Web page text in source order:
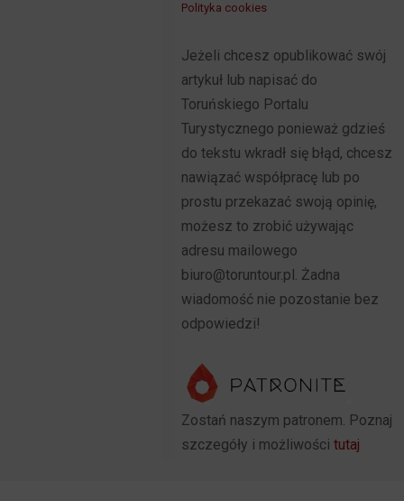
Polityka cookies
Jeżeli chcesz opublikować swój
artykuł lub napisać do
Toruńskiego Portalu
Turystycznego ponieważ gdzieś
do tekstu wkradł się błąd, chcesz
nawiązać współpracę lub po
prostu przekazać swoją opinię,
możesz to zrobić używając
adresu mailowego
biuro@toruntour.pl. Żadna
wiadomość nie pozostanie bez
odpowiedzi!
Zostań naszym patronem. Poznaj
szczegóły i możliwości tutaj